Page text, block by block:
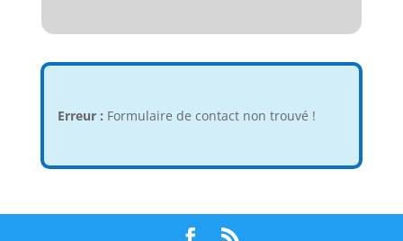
Erreur : Formulaire de contact non trouvé !